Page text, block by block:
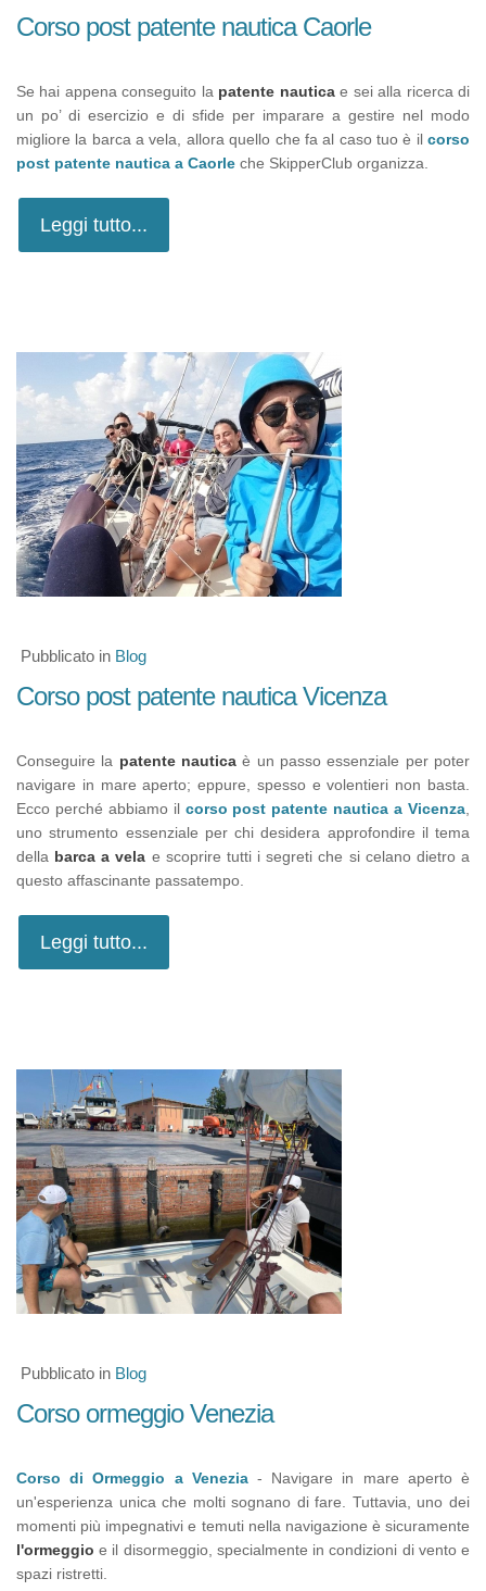
Corso post patente nautica Caorle
Se hai appena conseguito la patente nauticae sei alla ricerca di
un po’ di esercizio e di sfide per imparare a gestire nel modo
migliore la barca a vela, allora quello che fa al caso tuo è il corso
post patente nautica a Caorle che SkipperClub organizza.
Leggi tutto...
Pubblicato in Blog
Corso post patente nautica Vicenza
Conseguire la patente nautica è un passo essenziale per poter
navigare in mare aperto; eppure, spesso e volentieri non basta.
Ecco perché abbiamo il corso post patente nautica a Vicenza
uno strumento essenziale per chi desidera approfondire il tema
della barca a vela e scoprire tutti i segreti che si celano dietro a
questo affascinante passatempo.
Leggi tutto...
Pubblicato in Blog
Corso ormeggio Venezia
Corso di Ormeggio a Venezia- Navigare in mare aperto è
un'esperienza unica che molti sognano di fare. Tuttavia, uno dei
momenti più impegnativi e temuti nella navigazione è sicuramente
l'ormeggio e il disormeggio, specialmente in condizioni di vento e
spazi ristretti.